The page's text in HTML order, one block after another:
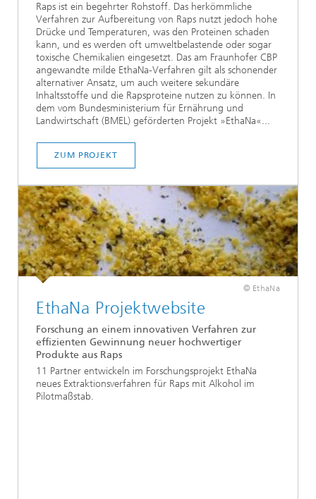
Raps ist ein begehrter Rohstoff. Das herkömmliche
Verfahren zur Aufbereitung von Raps nutzt jedoch hohe
Drücke und Temperaturen, was den Proteinen schaden
kann, und es werden oft umweltbelastende oder sogar
toxische Chemikalien eingesetzt. Das am Fraunhofer CBP
angewandte milde EthaNa-Verfahren gilt als schonender
alternativer Ansatz, um auch weitere sekundäre
Inhaltsstoffe und die Rapsproteine nutzen zu können. In
dem vom Bundesministerium für Ernährung und
Landwirtschaft (BMEL) geförderten Projekt »EthaNa«...
ZUM PROJEKT
© EthaNa
EthaNa Projektwebsite
Forschung an einem innovativen Verfahren zur
effizienten Gewinnung neuer hochwertiger
Produkte aus Raps
11 Partner entwickeln im Forschungsprojekt EthaNa
neues Extraktionsverfahren für Raps mit Alkohol im
Pilotmaßstab.